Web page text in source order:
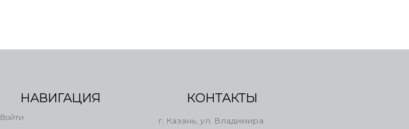
НАВИГАЦИЯ
Войти
КОНТАКТЫ
г. Казань, ул. Владимира